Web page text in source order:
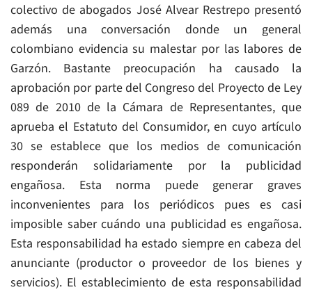
colectivo de abogados José Alvear Restrepo presentó
además una conversación donde un general
colombiano evidencia su malestar por las labores de
Garzón. Bastante preocupación ha causado la
aprobación por parte del Congreso del Proyecto de Ley
089 de 2010 de la Cámara de Representantes, que
aprueba el Estatuto del Consumidor, en cuyo artículo
30 se establece que los medios de comunicación
responderán solidariamente por la publicidad
engañosa. Esta norma puede generar graves
inconvenientes para los periódicos pues es casi
imposible saber cuándo una publicidad es engañosa.
Esta responsabilidad ha estado siempre en cabeza del
anunciante (productor o proveedor de los bienes y
servicios). El establecimiento de esta responsabilidad